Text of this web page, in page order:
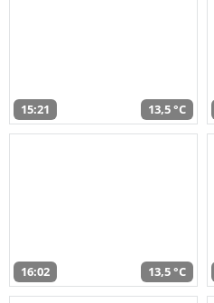
15:21 13,5 °C
16:02 13,5 °C